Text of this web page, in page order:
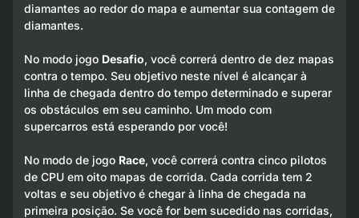
diamantes ao redor do mapa e aumentar sua contagem de
diamantes.
No modo jogo Desafio, você correrá dentro de dez mapas
contra o tempo. Seu objetivo neste nível é alcançar à
linha de chegada dentro do tempo determinado e superar
os obstáculos em seu caminho. Um modo com
supercarros está esperando por você!
No modo de jogo Race, você correrá contra cinco pilotos
de CPU em oito mapas de corrida. Cada corrida tem 2
voltas e seu objetivo é chegar à linha de chegada na
primeira posição. Se você for bem sucedido nas corridas,